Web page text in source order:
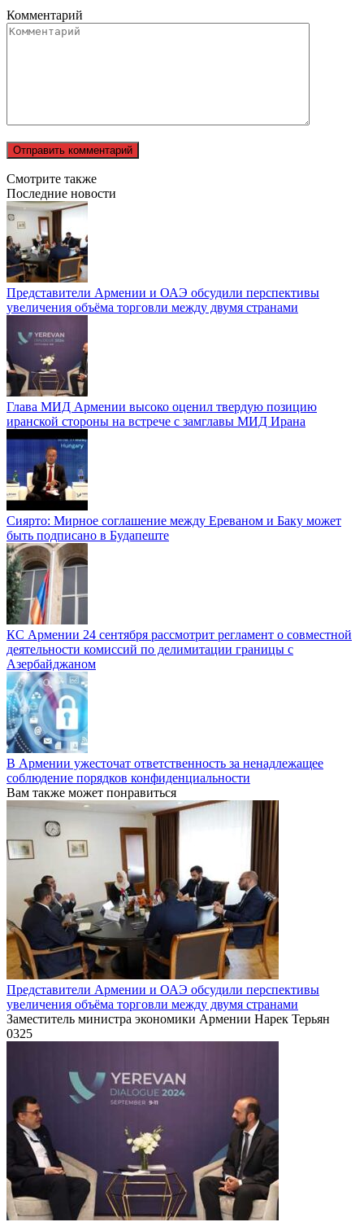
Комментарий
Смотрите также
Последние новости
Представители Армении и ОАЭ обсудили перспективы
увеличения объёма торговли между двумя странами
Глава МИД Армении высоко оценил твердую позицию
иранской стороны на встрече с замглавы МИД Ирана
Сиярто: Мирное соглашение между Ереваном и Баку может
быть подписано в Будапеште
КС Армении 24 сентября рассмотрит регламент о совместной
деятельности комиссий по делимитации границы с
Азербайджаном
В Армении ужесточат ответственность за ненадлежащее
соблюдение порядков конфиденциальности
Вам также может понравиться
Представители Армении и ОАЭ обсудили перспективы
увеличения объёма торговли между двумя странами
Заместитель министра экономики Армении Нарек Терьян
0325